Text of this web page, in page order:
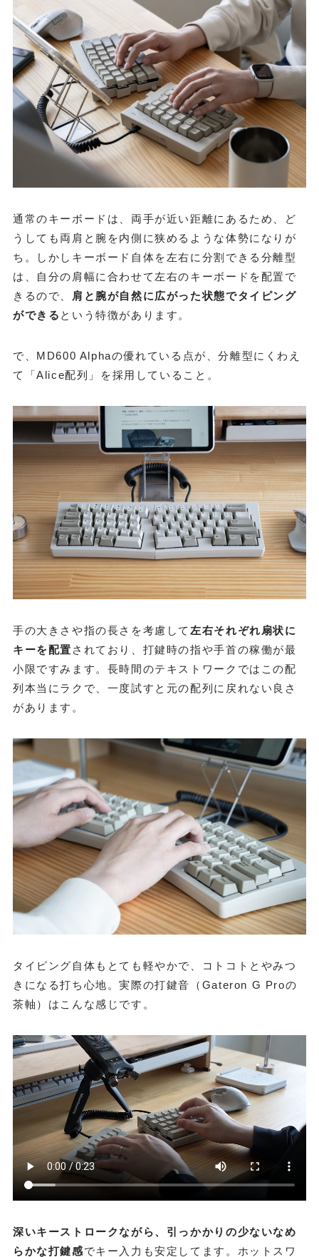
通常のキーボードは、両手が近い距離にあるため、ど
うしても両肩と腕を内側に狭めるような体勢になりが
ち。しかしキーボード自体を左右に分割できる分離型
は、自分の肩幅に合わせて左右のキーボードを配置で
きるので、
肩と腕が自然に広がった状態でタイピング
ができる という特徴があります。
で、MD600 Alphaの優れている点が、分離型にくわえ
て「Alice配列」を採用していること。
手の大きさや指の長さを考慮して左右それぞれ扇状に
キーを配置 されており、打鍵時の指や手首の稼働が最
小限ですみます。長時間のテキストワークではこの配
列本当にラクで、一度試すと元の配列に戻れない良さ
があります。
タイピング自体もとても軽やかで、コトコトとやみつ
きになる打ち心地。実際の打鍵音（Gateron G Proの
茶軸）はこんな感じです。
深いキーストロークながら、引っかかりの少ないなめ
らかな打鍵感でキー入力も安定してます。ホットスワ